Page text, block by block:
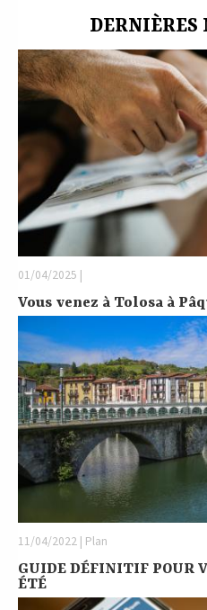
DERNIÈRES
01/04/2025 |
Vous venez à Tolosa à
11/04/2022 | Plan
GUIDE DÉFINITIF POUR
ÉTÉ